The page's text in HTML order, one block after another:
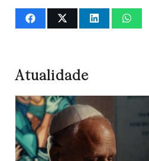
Atualidade